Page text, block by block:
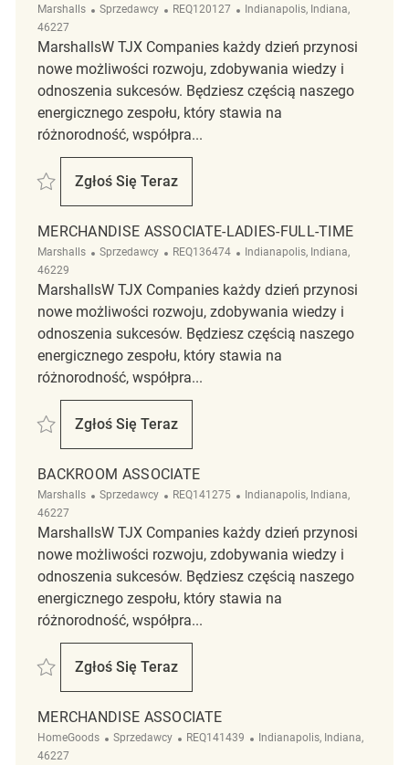
Marshalls Kategoria
Sprzedawcy ReqId
REQ120127 Lokalizacja
Indianapolis, Indiana,
46227
MarshallsW TJX Companies każdy dzień przynosi
nowe możliwości rozwoju, zdobywania wiedzy i
odnoszenia sukcesów. Będziesz częścią naszego
energicznego zespołu, który stawia na
różnorodność, współpra...
Zapisać Markdown Associate REQ120127
Zgłoś Się Teraz
Markdown Associate
MERCHANDISE ASSOCIATE-LADIES-FULL-TIME
Marshalls Kategoria
Sprzedawcy ReqId
REQ136474 Lokalizacja
Indianapolis, Indiana,
46229
MarshallsW TJX Companies każdy dzień przynosi
nowe możliwości rozwoju, zdobywania wiedzy i
odnoszenia sukcesów. Będziesz częścią naszego
energicznego zespołu, który stawia na
różnorodność, współpra...
Zapisać Merchandise Associate-Ladies-Full-Time REQ136474
Zgłoś Się Teraz
Merchandise Associate-Ladies-Full-Time
BACKROOM ASSOCIATE
Marshalls Kategoria
Sprzedawcy ReqId
REQ141275 Lokalizacja
Indianapolis, Indiana,
46227
MarshallsW TJX Companies każdy dzień przynosi
nowe możliwości rozwoju, zdobywania wiedzy i
odnoszenia sukcesów. Będziesz częścią naszego
energicznego zespołu, który stawia na
różnorodność, współpra...
Zapisać Backroom Associate REQ141275
Zgłoś Się Teraz
Backroom Associate
MERCHANDISE ASSOCIATE
HomeGoods Kategoria
Sprzedawcy ReqId
REQ141439 Lokalizacja
Indianapolis, Indiana,
46227